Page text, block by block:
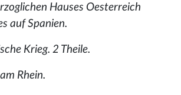
Hauses Oesterreich
auf Spanien.
Krieg. 2 Theile.
Rhein.